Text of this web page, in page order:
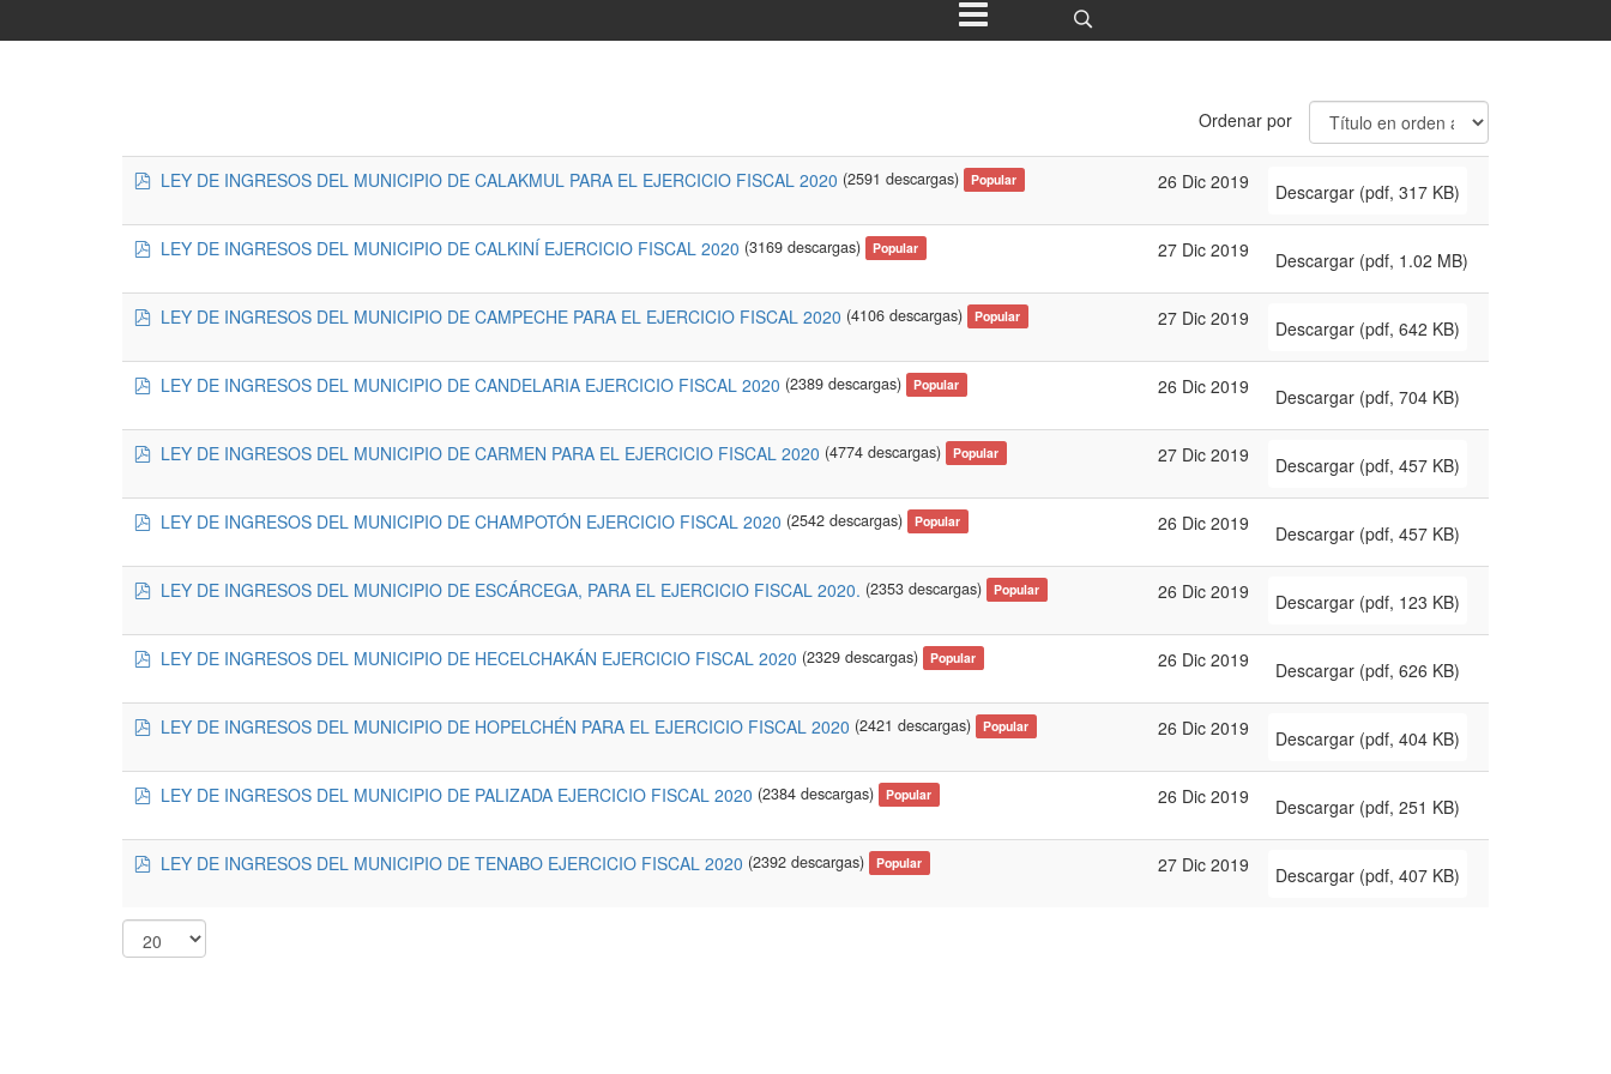
Ordenar por
pdfLEY DE INGRESOS DEL MUNICIPIO DE CALAKMUL PARA EL EJERCICIO FISCAL 2020 (2591 descargas) Popular 26 Dic 2019 Descargar (pdf, 317 KB)
pdfLEY DE INGRESOS DEL MUNICIPIO DE CALKINÍ EJERCICIO FISCAL 2020 (3169 descargas) Popular 27 Dic 2019 Descargar (pdf, 1.02 MB)
pdfLEY DE INGRESOS DEL MUNICIPIO DE CAMPECHE PARA EL EJERCICIO FISCAL 2020 (4106 descargas) Popular 27 Dic 2019 Descargar (pdf, 642 KB)
pdfLEY DE INGRESOS DEL MUNICIPIO DE CANDELARIA EJERCICIO FISCAL 2020 (2389 descargas) Popular 26 Dic 2019 Descargar (pdf, 704 KB)
pdfLEY DE INGRESOS DEL MUNICIPIO DE CARMEN PARA EL EJERCICIO FISCAL 2020 (4774 descargas) Popular 27 Dic 2019 Descargar (pdf, 457 KB)
pdfLEY DE INGRESOS DEL MUNICIPIO DE CHAMPOTÓN EJERCICIO FISCAL 2020 (2542 descargas) Popular 26 Dic 2019 Descargar (pdf, 457 KB)
pdfLEY DE INGRESOS DEL MUNICIPIO DE ESCÁRCEGA, PARA EL EJERCICIO FISCAL 2020. (2353 descargas) Popular 26 Dic 2019 Descargar (pdf, 123 KB)
pdfLEY DE INGRESOS DEL MUNICIPIO DE HECELCHAKÁN EJERCICIO FISCAL 2020 (2329 descargas) Popular 26 Dic 2019 Descargar (pdf, 626 KB)
pdfLEY DE INGRESOS DEL MUNICIPIO DE HOPELCHÉN PARA EL EJERCICIO FISCAL 2020 (2421 descargas) Popular 26 Dic 2019 Descargar (pdf, 404 KB)
pdfLEY DE INGRESOS DEL MUNICIPIO DE PALIZADA EJERCICIO FISCAL 2020 (2384 descargas) Popular 26 Dic 2019 Descargar (pdf, 251 KB)
pdfLEY DE INGRESOS DEL MUNICIPIO DE TENABO EJERCICIO FISCAL 2020 (2392 descargas) Popular 27 Dic 2019 Descargar (pdf, 407 KB)